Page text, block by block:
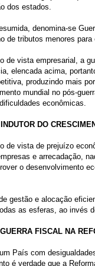
dos estados.
denomina-se
de tributos menores
de vista empresarial, a
elencada acima,
produzindo mais
mundial no pós-
econômicas.
DO
de vista de prejuízo
e arrecadação,
o desenvolvimento
gestão e alocação
as esferas, ao invés
FISCAL NA
País com
é verdade que a